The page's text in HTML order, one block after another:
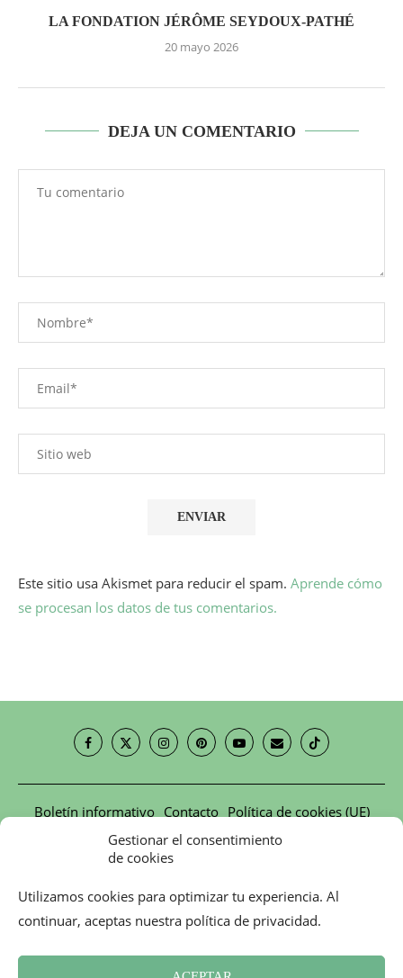
Gestionar el consentimiento
de cookies
Utilizamos cookies para optimizar tu experiencia. Al
continuar, aceptas nuestra política de privacidad.
LA FONDATION JÉRÔME SEYDOUX-PATHÉ
20 mayo 2026
DEJA UN COMENTARIO
Este sitio usa Akismet para reducir el spam. Aprende cómo
se procesan los datos de tus comentarios.
Boletín informativo Contacto Política de cookies (UE)
Revisión de Prensa Términos y condiciones
2026 - Mademoiselle Bon Plan
VOLVER ARRIBA